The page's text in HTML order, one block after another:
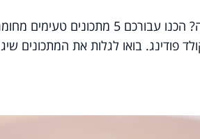
מחפשים קינוחים חלביים קלים להכנה?
פודינג. בואו לגלות את המתכונים